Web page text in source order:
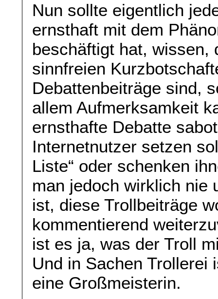
Nun sollte eigentlich
ernsthaft mit dem
beschäftigt hat, wissen,
sinnfreien
Debattenbeiträge sind,
allem Aufmerksamkeit
ernsthafte Debatte
Internetnutzer setzen
Liste“ oder schenken
man jedoch wirklich nie
ist, diese Trollbeiträge
kommentierend
ist es ja, was der Troll
Und in Sachen
eine Großmeisterin.